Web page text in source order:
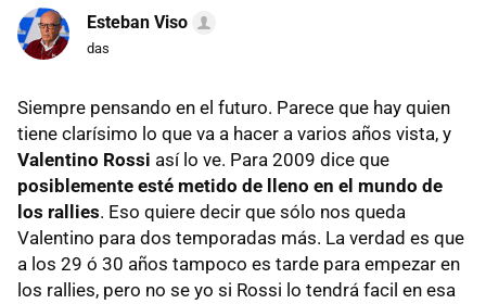
Esteban Viso
das
Siempre pensando en el futuro. Parece que hay quien
tiene clarísimo lo que va a hacer a varios años vista, y
Valentino Rossi así lo ve. Para 2009 dice que
posiblemente esté metido de lleno en el mundo de
los rallies. Eso quiere decir que sólo nos queda
Valentino para dos temporadas más. La verdad es que
a los 29 ó 30 años tampoco es tarde para empezar en
los rallies, pero no se yo si Rossi lo tendrá facil en esa